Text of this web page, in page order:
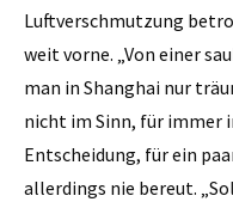
Luftverschmutzung
weit vorne. „Von einer
man in Shanghai nur
nicht im Sinn, für immer
Entscheidung, für ein
allerdings nie bereut.